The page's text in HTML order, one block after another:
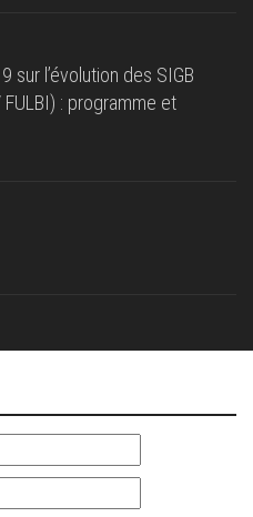
sur l’évolution des SIGB
: programme et